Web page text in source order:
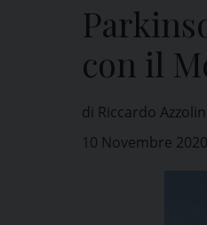
con il
di Riccardo Azzolini
10 Novembre 2020